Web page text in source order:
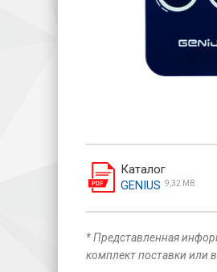
Каталог
GENIUS 9,32 MB
* Представленная
комплект поставки или